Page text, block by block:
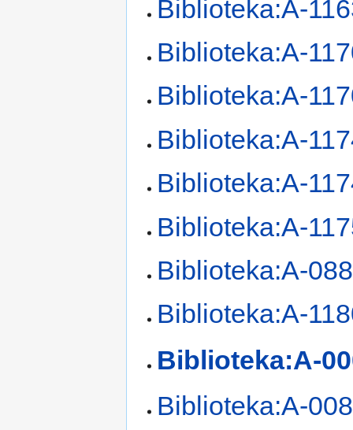
Biblioteka:A-
Biblioteka:A-
Biblioteka:A-
Biblioteka:A-
Biblioteka:A-
Biblioteka:A-
Biblioteka:A-
Biblioteka:A-
Biblioteka:A-
Biblioteka:A-